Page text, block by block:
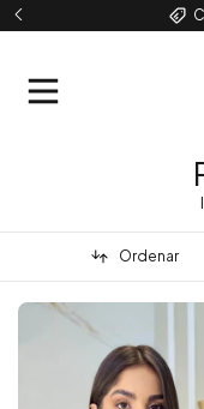
Ordenar